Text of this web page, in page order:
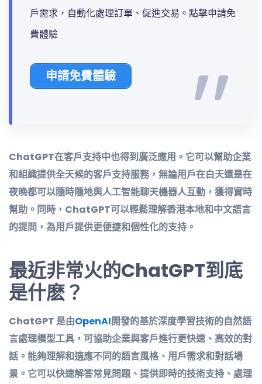
戶需求，自動化處理訂單、促進交易。點擊申請免
費體驗
申請免費體驗
ChatGPT在客戶支持中也得到廣泛應用。它可以幫助企業
和組織提供全天候的客戶支持服務，無論用戶在白天還是在
夜晚都可以隨時隨地與人工智能聊天機器人互動，獲得實時
幫助。同時，ChatGPT可以輕鬆理解香港本地和中文語言
的提問，為用戶提供更便捷和個性化的支持。
最近非常火的ChatGPT到底
是什麽？
ChatGPT 是由OpenAI開發的基於深度學習技術的自然語
言處理模型工具，可協助企業與客戶進行更快速、高效的對
話。能夠理解和適應不同的語言風格、用戶需求和對話場
景。它可以快速解答常見問題、提供即時的技術支持、處理